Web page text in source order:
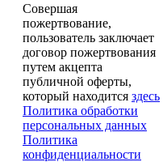
Совершая
пожертвование,
пользователь заключает
договор пожертвования
путем акцепта
публичной оферты,
который находится здесь
Политика обработки
персональных данных
Политика
конфиденциальности